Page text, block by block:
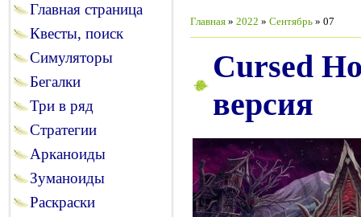
Главная страница
Квесты, поиск
Симуляторы
Бегалки
Три в ряд
Стратегии
Арканоиды
Зуманоиды
Раскраски
Главная » 2022 » Сентябрь » 07
Cursed
версия